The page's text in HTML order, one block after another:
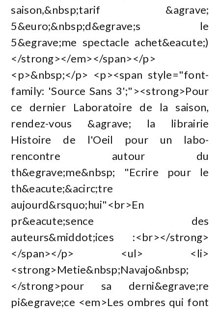
saison,&nbsp;tarif &agrave;
5&euro;&nbsp;d&egrave;s le
5&egrave;me spectacle achet&eacute;)
</strong></em></span></p>
<p>&nbsp;</p> <p><span style="font-
family: 'Source Sans 3';"><strong>Pour
ce dernier Laboratoire de la saison,
rendez-vous &agrave; la librairie
Histoire de l'Oeil pour un labo-
rencontre autour du
th&egrave;me&nbsp; "Ecrire pour le
th&eacute;&acirc;tre
aujourd&rsquo;hui"<br>En
pr&eacute;sence des
auteurs&middot;ices :<br></strong>
</span></p> <ul> <li>
<strong>Metie&nbsp;Navajo&nbsp;
</strong>pour sa derni&egrave;re
pi&egrave;ce <em>Les ombres qui font